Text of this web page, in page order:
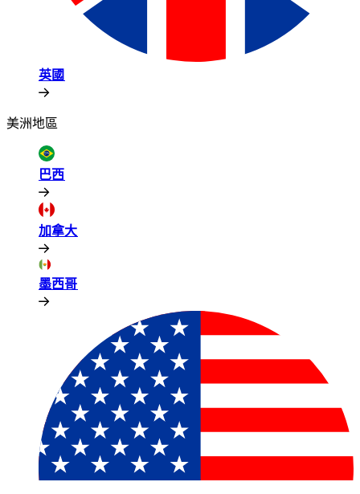
英國​​
美洲地區​​
巴西​​
加拿大​​
墨西哥​​